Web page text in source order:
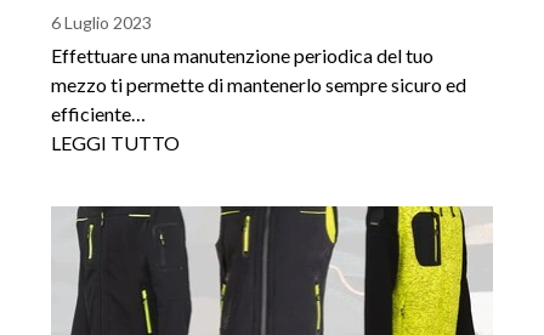
6 Luglio 2023
Effettuare una manutenzione periodica del tuo
mezzo ti permette di mantenerlo sempre sicuro ed
efficiente…
LEGGI TUTTO